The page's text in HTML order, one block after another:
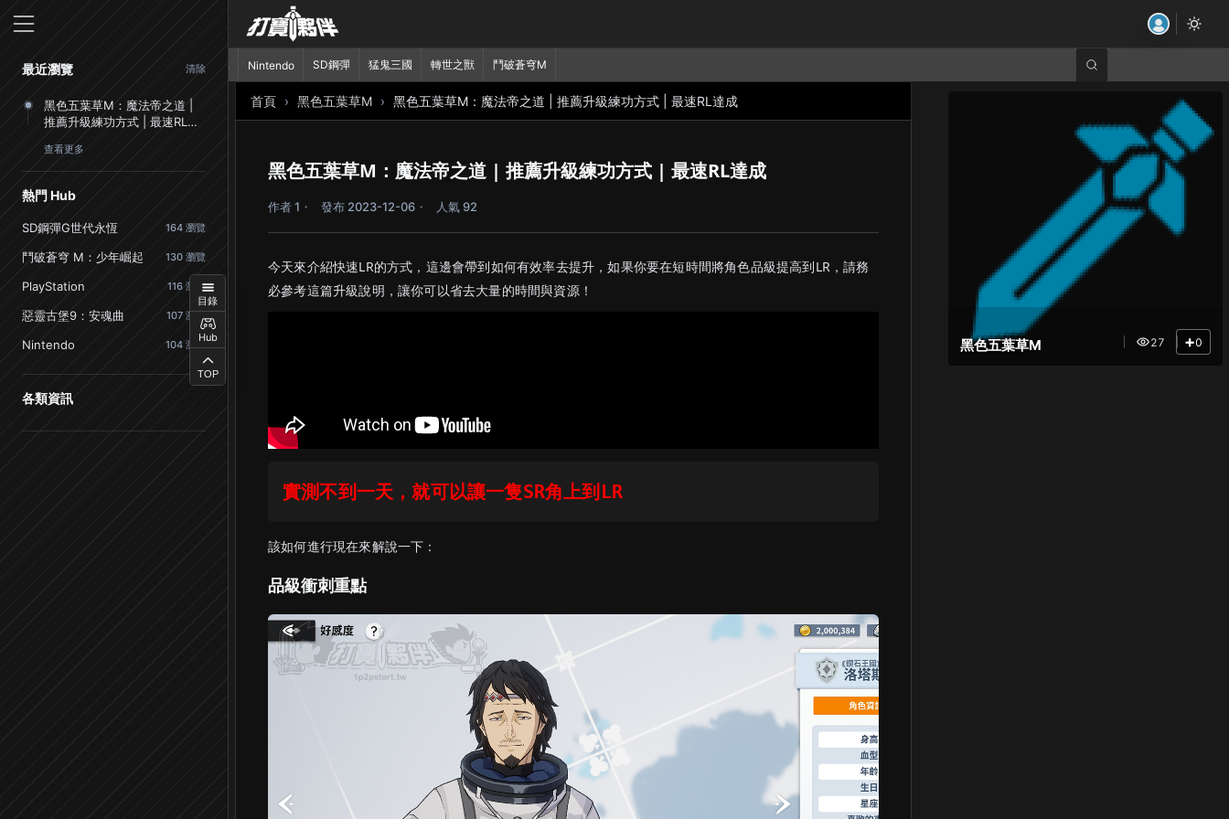
最近瀏覽 清除
黑色五葉草M：魔法帝之道 |
推薦升級練功方式 | 最速RL達
查看更多
熱門 Hub
SD鋼彈G世代永恆 164 瀏覽
鬥破蒼穹 M：少年崛起 130 瀏覽
PlayStation 116 瀏覽
惡靈古堡9：安魂曲 107 瀏覽
Nintendo 104 瀏覽
各類資訊
首頁 黑色五葉草M 黑色五葉草M：魔法帝之道 | 推薦升級練功方式 | 最速RL達成
黑色五葉草M：魔法帝之道 | 推薦升級練功方式 | 最速RL達成
作者 1 發布 2023-12-06 人氣 92
今天來介紹快速LR的方式，這邊會帶到如何有效率去提升，如果你要在短時間將角色品級提高到LR，請務
必參考這篇升級說明，讓你可以省去大量的時間與資源！
實測不到一天，就可以讓一隻SR角上到LR
該如何進行現在來解說一下：
品級衝刺重點
目錄
Hub
TOP
黑色五葉草M 27 +0
PlayStation Nintendo SD鋼彈 猛鬼三國 轉世之獸 鬥破蒼穹M